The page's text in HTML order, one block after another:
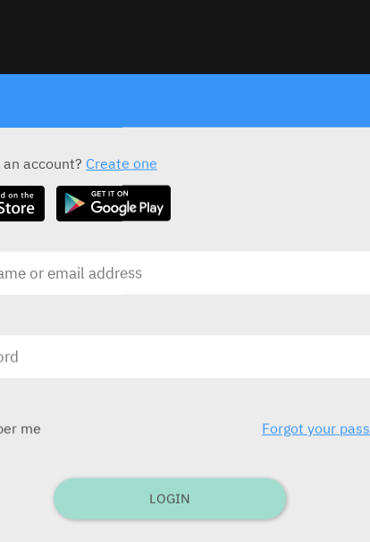
Roche
an account? Create one
me Forgot your
LOGIN